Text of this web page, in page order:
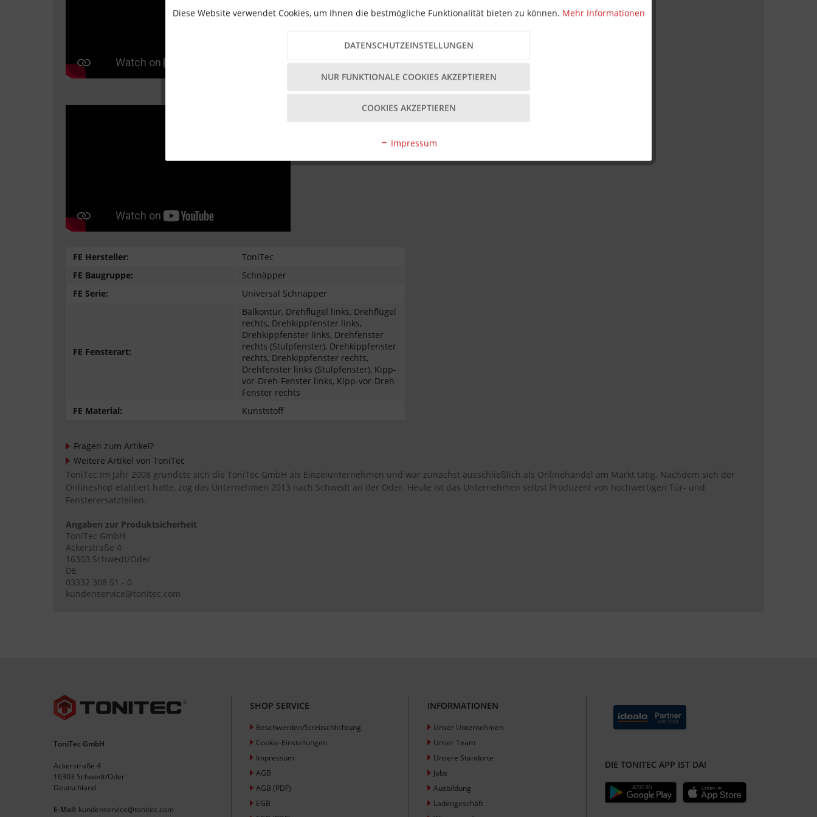
FE Hersteller:
ToniTec
FE Baugruppe:
Schnäpper
FE Serie:
Universal Schnäpper
FE Fensterart:
Balkontür, Drehflügel links, Drehflügel
rechts, Drehkippfenster links,
Drehkippfenster links, Drehfenster
rechts (Stulpfenster), Drehkippfenster
rechts, Drehkippfenster rechts,
Drehfenster links (Stulpfenster), Kipp-
vor-Dreh-Fenster links, Kipp-vor-Dreh
Fenster rechts
FE Material:
Kunststoff
Fragen zum Artikel?
Weitere Artikel von ToniTec
ToniTec Im Jahr 2008 gründete sich die ToniTec GmbH als Einzelunternehmen und war zunächst ausschließlich als Onlinehandel am Markt tätig. Nachdem sich der
Onlineshop etabliert hatte, zog das Unternehmen 2013 nach Schwedt an der Oder. Heute ist das Unternehmen selbst Produzent von hochwertigen Tür- und
Fensterersatzteilen.
Angaben zur Produktsicherheit
ToniTec GmbH
Ackerstraße 4
16303 Schwedt/Oder
DE
03332 308 51 - 0
kundenservice@tonitec.com
ToniTec GmbH
Ackerstraße 4
16303 Schwedt/Oder
Deutschland
E-Mail: kundenservice@tonitec.com
SHOP SERVICE
Beschwerden/Streitschlichtung
Cookie-Einstellungen
Impressum
AGB
AGB (PDF)
EGB
INFORMATIONEN
Unser Unternehmen
Unser Team
Unsere Standorte
Jobs
Ausbildung
Ladengeschäft
DIE TONITEC APP IST DA!
Diese Website verwendet Cookies, um Ihnen die bestmögliche Funktionalität bieten zu können. Mehr Informationen
DATENSCHUTZEINSTELLUNGEN
NUR FUNKTIONALE COOKIES AKZEPTIEREN
COOKIES AKZEPTIEREN
Impressum